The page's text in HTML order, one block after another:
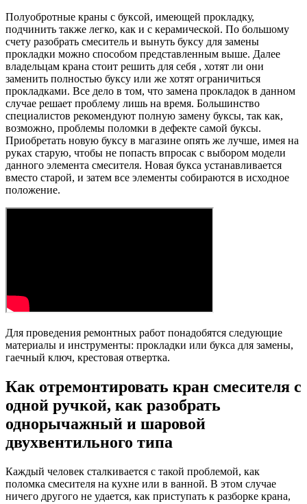
Полуобротные краны с буксой, имеющей прокладку,
подчинить также легко, как и с керамической. По большому
счету разобрать смеситель и вынуть буксу для замены
прокладки можно способом представленным выше. Далее
владельцам крана стоит решить для себя , хотят ли они
заменить полностью буксу или же хотят ограничиться
прокладками. Все дело в том, что замена прокладок в данном
случае решает проблему лишь на время. Большинство
специалистов рекомендуют полную замену буксы, так как,
возможно, проблемы поломки в дефекте самой буксы.
Приобретать новую буксу в магазине опять же лучше, имея на
руках старую, чтобы не попасть впросак с выбором модели
данного элемента смесителя. Новая букса устанавливается
вместо старой, и затем все элементы собираются в исходное
положение.
Для проведения ремонтных работ понадобятся следующие
материалы и инструменты: прокладки или букса для замены,
гаечный ключ, крестовая отвертка.
Как отремонтировать кран смесителя с
одной ручкой, как разобрать
однорычажный и шаровой
двухвентильного типа
Каждый человек сталкивается с такой проблемой, как
поломка смесителя на кухне или в ванной. В этом случае
ничего другого не удается, как приступать к разборке крана,